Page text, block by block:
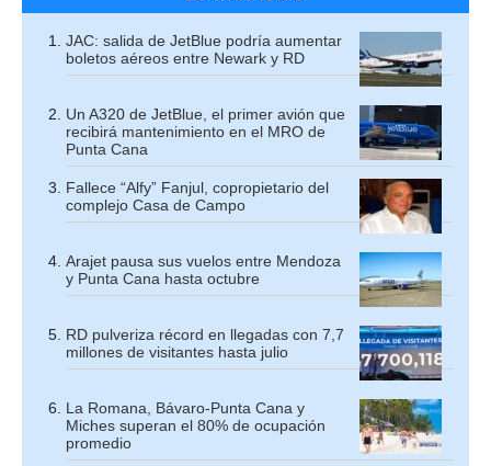
JAC: salida de JetBlue podría aumentar
boletos aéreos entre Newark y RD
Un A320 de JetBlue, el primer avión que
recibirá mantenimiento en el MRO de
Punta Cana
Fallece “Alfy” Fanjul, copropietario del
complejo Casa de Campo
Arajet pausa sus vuelos entre Mendoza
y Punta Cana hasta octubre
RD pulveriza récord en llegadas con 7,7
millones de visitantes hasta julio
La Romana, Bávaro-Punta Cana y
Miches superan el 80% de ocupación
promedio